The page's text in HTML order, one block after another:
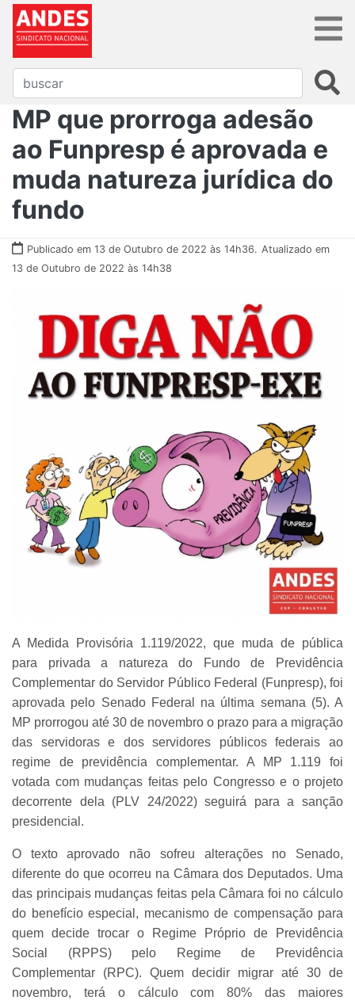
MP que prorroga adesão
ao Funpresp é aprovada e
muda natureza jurídica do
fundo
Publicado em 13 de Outubro de 2022 às 14h36. Atualizado em
13 de Outubro de 2022 às 14h38
A Medida Provisória 1.119/2022, que muda de pública
para privada a natureza do Fundo de Previdência
Complementar do Servidor Público Federal (Funpresp), foi
aprovada pelo Senado Federal na última semana (5). A
MP prorrogou até 30 de novembro o prazo para a migração
das servidoras e dos servidores públicos federais ao
regime de previdência complementar. A MP 1.119 foi
votada com mudanças feitas pelo Congresso e o projeto
decorrente dela (PLV 24/2022) seguirá para a sanção
presidencial.
O texto aprovado não sofreu alterações no Senado,
diferente do que ocorreu na Câmara dos Deputados. Uma
das principais mudanças feitas pela Câmara foi no cálculo
do benefício especial, mecanismo de compensação para
quem decide trocar o Regime Próprio de Previdência
Social (RPPS) pelo Regime de Previdência
Complementar (RPC). Quem decidir migrar até 30 de
novembro, terá o cálculo com 80% das maiores